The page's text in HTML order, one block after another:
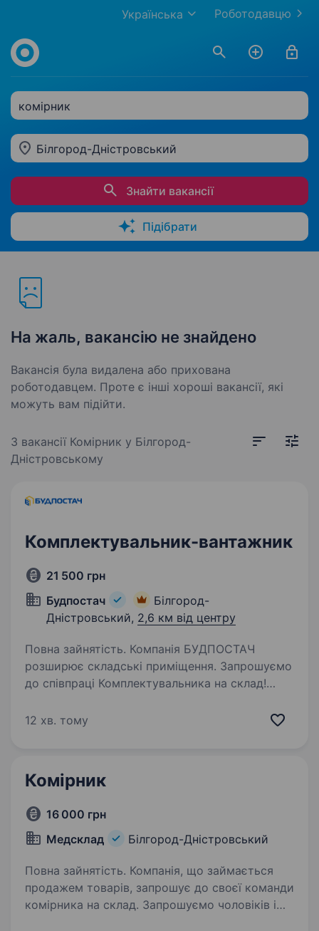
Роботодавцю
Українська
комірник
Білгород-Дністровський
Знайти вакансії
Підібрати
На жаль, вакансію не знайдено
Вакансія була видалена або прихована
роботодавцем. Проте є інші хороші вакансії, які
можуть вам підійти.
3 вакансії Комірник у Білгород-
Дністровському
Комплектувальник-вантажник
21 500 грн
Будпостач
Білгород-
Дністровський, 2,6 км від центру
Повна зайнятість. Компанія БУДПОСТАЧ
розширює складські приміщення. Запрошуємо
до співпраці Комплектувальника на склад!
відповідальність, старанність, пунктуальність.
12 хв. тому
Комірник
16 000 грн
Медсклад
Білгород-Дністровський
Повна зайнятість. Компанія, що займається
продажем товарів, запрошує до своєї команди
комірника на склад. Запрошуємо чоловіків і